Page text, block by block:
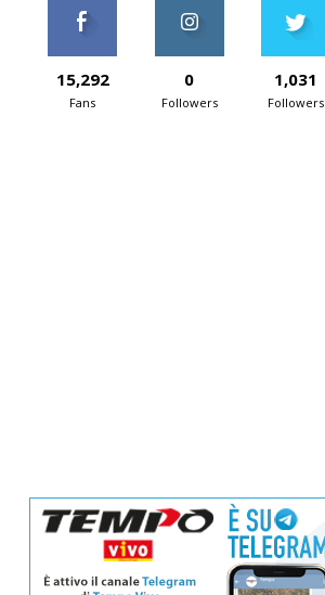
15,292
Fans
0
Followers
1,031
Followers